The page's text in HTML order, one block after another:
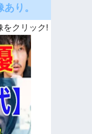
り。
クリック!